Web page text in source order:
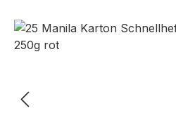
Bildergalerie überspringen